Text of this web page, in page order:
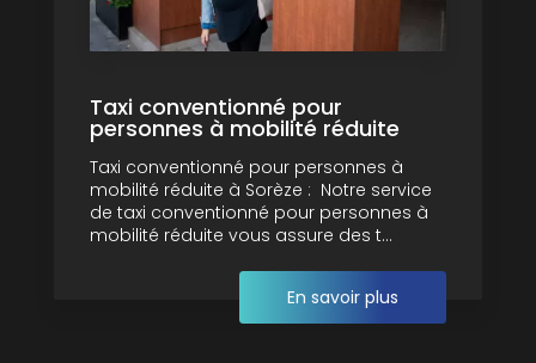
Taxi conventionné pour
personnes à mobilité réduite
Taxi conventionné pour personnes à
mobilité réduite à Sorèze : Notre service
de taxi conventionné pour personnes à
mobilité réduite vous assure des t...
En savoir plus